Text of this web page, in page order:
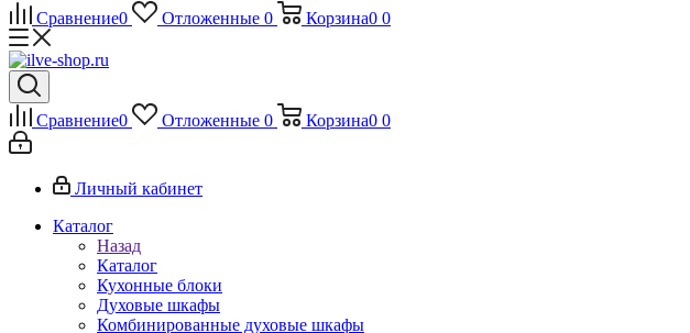
Сравнение0 Отложенные 0 Корзина0 0
Сравнение0 Отложенные 0 Корзина0 0
Личный кабинет
Каталог
Назад
Каталог
Кухонные блоки
Духовые шкафы
Комбинированные духовые шкафы